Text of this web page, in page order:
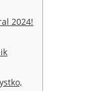
2024!